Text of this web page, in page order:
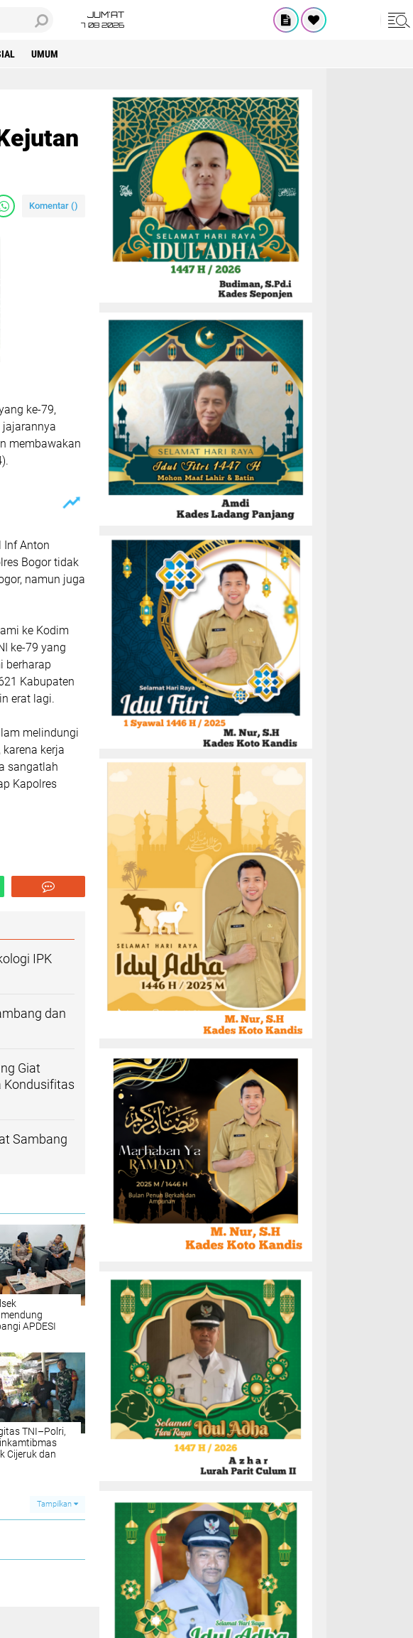
JUM'AT
7 08 2026
UMUM
Komentar ()
ke-79,
jajarannya
membawakan
Inf Anton
Bogor tidak
namun juga
ke Kodim
ke-79 yang
berharap
Kabupaten
erat lagi.
melindungi
kerja
sangatlah
Kapolres
IPK
dan
Giat
Kondusifitas
Sambang
APDESI
TNI–Polri,
Cijeruk dan
Tampilkan